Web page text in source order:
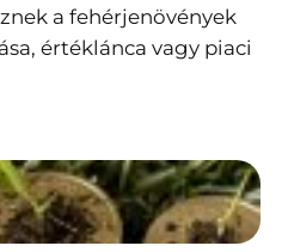
a fehérjenövények
értéklánca vagy piaci